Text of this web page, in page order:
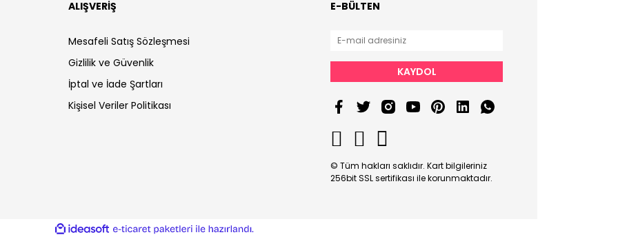
ALIŞVERİŞ
Mesafeli Satış Sözleşmesi
Gizlilik ve Güvenlik
İptal ve İade Şartları
Kişisel Veriler Politikası
E-BÜLTEN
KAYDOL
© Tüm hakları saklıdır. Kart bilgileriniz
256bit SSL sertifikası ile korunmaktadır.
ideasoft
e-